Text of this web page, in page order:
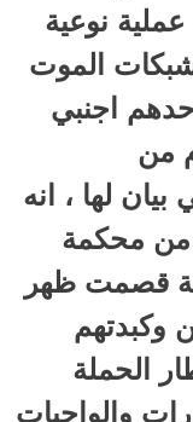
عملية نوعية
الموت
متاجرين احدهم اجنبي
من
بيان لها ، انه
من محكمة
قصمت ظهر
وكبدتهم
الحملة
والواجبات